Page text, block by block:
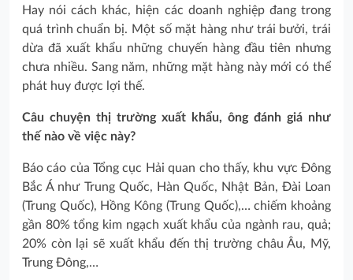
Hay nói cách khác, hiện các doanh nghiệp đang trong
quá trình chuẩn bị. Một số mặt hàng như trái bưởi, trái
dừa đã xuất khẩu những chuyến hàng đầu tiên nhưng
chưa nhiều. Sang năm, những mặt hàng này mới có thể
phát huy được lợi thế.
Câu chuyện thị trường xuất khẩu, ông đánh giá như
thế nào về việc này?
Báo cáo của Tổng cục Hải quan cho thấy, khu vực Đông
Bắc Á như Trung Quốc, Hàn Quốc, Nhật Bản, Đài Loan
(Trung Quốc), Hồng Kông (Trung Quốc),… chiếm khoảng
gần 80% tổng kim ngạch xuất khẩu của ngành rau, quả;
20% còn lại sẽ xuất khẩu đến thị trường châu Âu, Mỹ,
Trung Đông,…